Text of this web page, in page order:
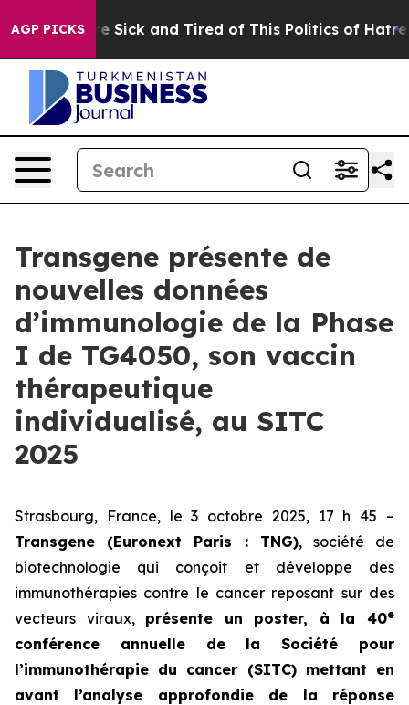
AGP PICKSAre Sick and Tired of This Politics of Hatred”
Transgene présente de
nouvelles données
d’immunologie de la Phase
I de TG4050, son vaccin
thérapeutique
individualisé, au SITC
2025
Strasbourg, France, le 3 octobre 2025, 17 h 45 –
Transgene (Euronext Paris : TNG), société de
biotechnologie qui conçoit et développe des
immunothérapies contre le cancer reposant sur des
vecteurs viraux, présente un poster, à la 40e
conférence annuelle de la Société pour
l’immunothérapie du cancer (SITC) mettant en
avant l’analyse approfondie de la réponse